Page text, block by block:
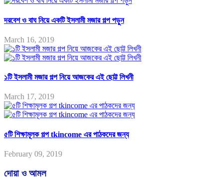
দরবেশ ও বাঘ নিয়ে একটি ইসলামী মজার গল্প পড়ুন
March 16, 2019
১টি ইসলামী মজার গল্প নিয়ে আজকের এই ছোট্ট লিখনী
March 17, 2019
৫টি শিক্ষামূলক গল্প tkincome এর পাঠকদের জন্য
February 09, 2019
দোয়া ও আমল